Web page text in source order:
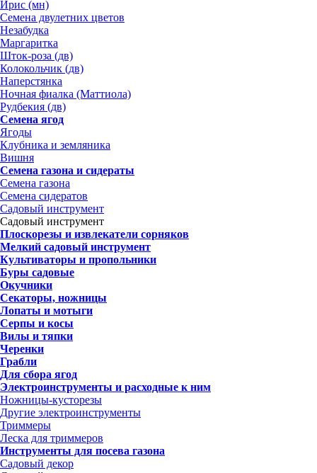
Ирис (мн)
Семена двулетних цветов
Незабудка
Маргаритка
Шток-роза (дв)
Колокольчик (дв)
Наперстянка
Ночная фиалка (Маттиола)
Рудбекия (дв)
Семена ягод
Ягоды
Клубника и земляника
Вишня
Семена газона и сидераты
Семена газона
Семена сидератов
Садовый инструмент
Садовый инструмент
Плоскорезы и извлекатели сорняков
Мелкий садовый инструмент
Культиваторы и пропольники
Буры садовые
Окучники
Секаторы, ножницы
Лопаты и мотыги
Серпы и косы
Вилы и тяпки
Черенки
Грабли
Для сбора ягод
Электроинструменты и расходные к ним
Ножницы-кусторезы
Другие электроинструменты
Триммеры
Леска для триммеров
Инструменты для посева газона
Садовый декор